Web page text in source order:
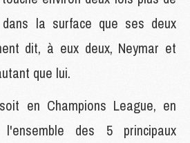
la surface que ses deux
dit, à eux deux, Neymar et
que lui.
en Champions League, en
des 5 principaux